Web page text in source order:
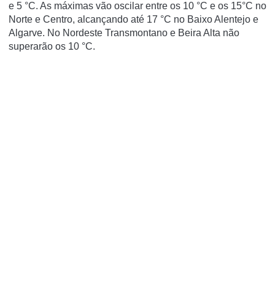
e 5 °C. As máximas vão oscilar entre os 10 °C e os 15°C no
Norte e Centro, alcançando até 17 °C no Baixo Alentejo e
Algarve. No Nordeste Transmontano e Beira Alta não
superarão os 10 °C.